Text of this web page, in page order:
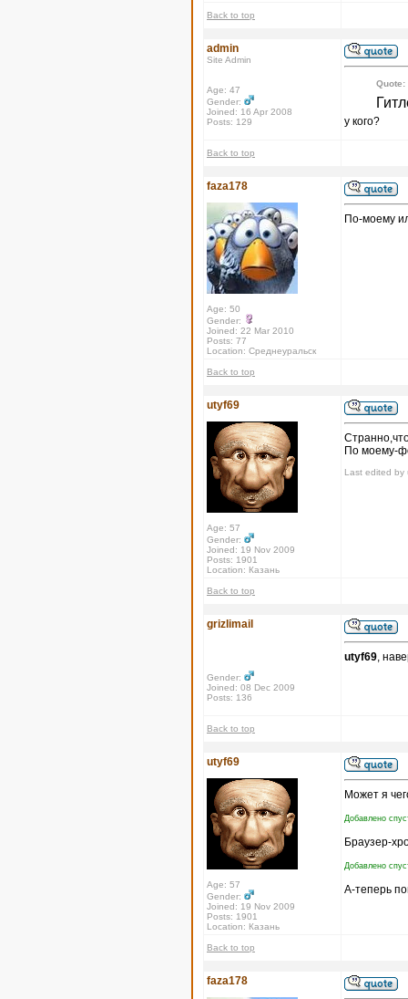
Back to top
admin
Site Admin
Age: 47
Gender:
Joined: 16 Apr 2008
Posts: 129
Quote:
у кого?
Back to top
faza178
Age: 50
Gender:
Joined: 22 Mar 2010
Posts: 77
Location: Среднеуральск
По-моему
Back to top
utyf69
Age: 57
Gender:
Joined: 19 Nov 2009
Posts: 1901
Location: Казань
По моему-
Last edited by
Back to top
grizlimail
Gender:
Joined: 08 Dec 2009
Posts: 136
utyf69,
Back to top
utyf69
Age: 57
Gender:
Joined: 19 Nov 2009
Posts: 1901
Location: Казань
Может я
Добавлено
Браузер-
Добавлено
А-теперь
Back to top
faza178